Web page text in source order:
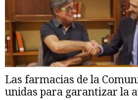
Las farmacias de la
unidas para garantizar la